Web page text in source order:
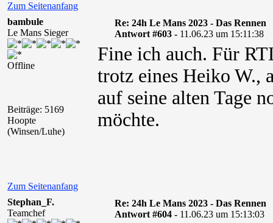
Zum Seitenanfang
bambule
Le Mans Sieger
Offline
Beiträge: 5169
Hoopte
(Winsen/Luhe)
Re: 24h Le Mans 2023 - Das Rennen
Antwort #603 - 11.06.23 um 15:11:38
Fine ich auch. Für
trotz eines Heiko W.,
auf seine alten Tage
möchte.
Zum Seitenanfang
Stephan_F.
Teamchef
Re: 24h Le Mans 2023 - Das Rennen
Antwort #604 - 11.06.23 um 15:13:03